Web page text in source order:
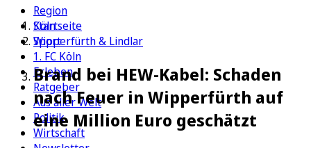
Region
Köln
Sport
1. FC Köln
Erleben
Ratgeber
Aus aller Welt
Politik
Wirtschaft
Startseite
Wipperfürth & Lindlar
Brand bei HEW-Kabel: Schaden
nach Feuer in Wipperfürth auf
eine Million Euro geschätzt